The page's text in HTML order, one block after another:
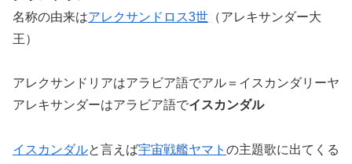
名称の由来はアレクサンドロス3世 （アレキサンダー大
王）
アレクサンドリアはアラビア語でアル＝イスカンダリーヤ
アレキサンダーはアラビア語でイスカンダル
イスカンダルと言えば宇宙戦艦ヤマト の主題歌に出てくる